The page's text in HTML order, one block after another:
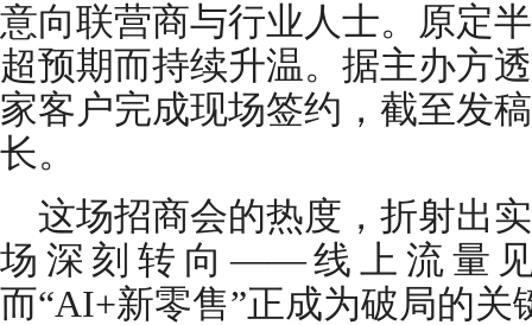
意向联营商与行业人士。原定
超预期而持续升温。据主办方
家客户完成现场签约，截至发
长。
这场招商会的热度，折射出
场深刻转向——线上流量
而“AI+新零售”正成为破局的关